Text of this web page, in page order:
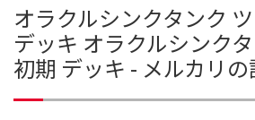
オラクルシンクタンク
デッキ オラクルシンク
初期 デッキ - メルカリ